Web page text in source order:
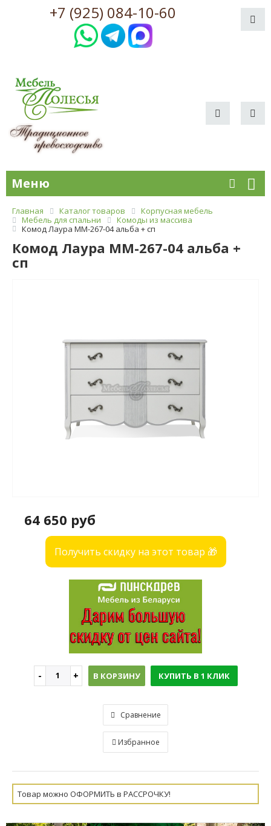
+7 (925) 084-10-60
Меню
Главная Каталог товаров
Корпусная мебель
Мебель для спальни
Комоды из массива
Комод Лаура ММ-267-04 альба + сп
Комод Лаура ММ-267-04 альба +
сп
64 650 руб
Получить скидку на этот товар 🎁
В КОРЗИНУ КУПИТЬ В 1 КЛИК
Сравнение
Избранное
Товар можно ОФОРМИТЬ в РАССРОЧКУ!